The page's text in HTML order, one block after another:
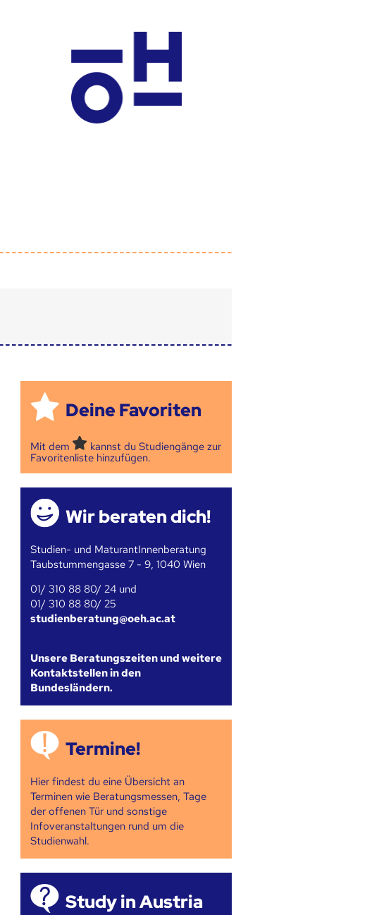
Deine Favoriten
Mit dem
kannst du Studiengänge zur
Favoritenliste hinzufügen.
Wir beraten dich!
Studien- und MaturantInnenberatung
Taubstummengasse 7 - 9, 1040 Wien
01/ 310 88 80/ 24 und
01/ 310 88 80/ 25
studienberatung@oeh.ac.at
Unsere Beratungszeiten und weitere
Kontaktstellen in den
Bundesländern.
Termine!
Hier findest du eine Übersicht an
Terminen wie Beratungsmessen, Tage
der offenen Tür und sonstige
Infoveranstaltungen rund um die
Studienwahl.
Study in Austria